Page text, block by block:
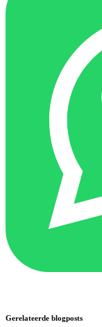
Gerelateerde blogposts